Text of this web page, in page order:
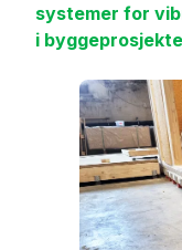
systemer for
i